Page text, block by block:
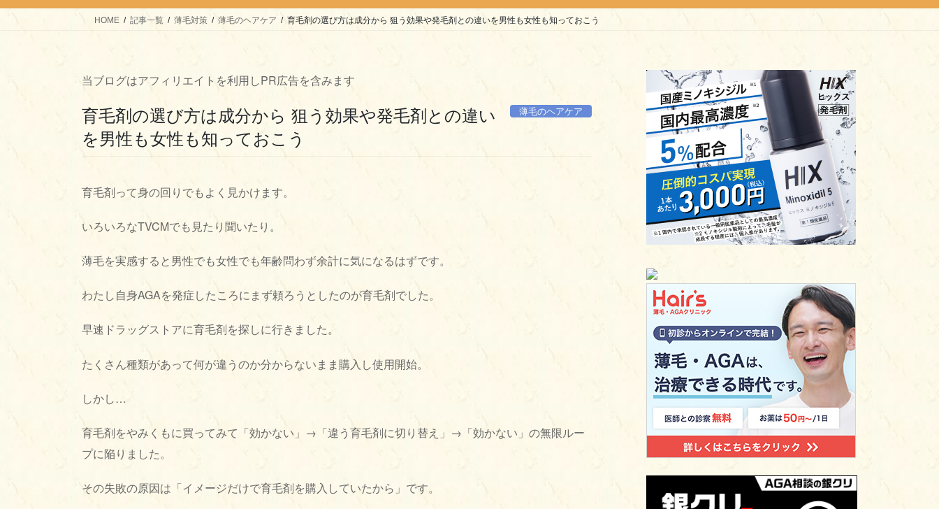
HOME 記事一覧 薄毛対策 薄毛のヘアケア 育毛剤の選び方は成分から 狙う効果や発毛剤との違いを男性も女性も知っておこう
当ブログはアフィリエイトを利用しPR広告を含みます
薄毛のヘアケア
育毛剤の選び方は成分から 狙う効果や発毛剤との違い
を男性も女性も知っておこう
育毛剤って身の回りでもよく見かけます。
いろいろなTVCMでも見たり聞いたり。
薄毛を実感すると男性でも女性でも年齢問わず余計に気になるはずです。
わたし自身AGAを発症したころにまず頼ろうとしたのが育毛剤でした。
早速ドラッグストアに育毛剤を探しに行きました。
たくさん種類があって何が違うのか分からないまま購入し使用開始。
しかし…
育毛剤をやみくもに買ってみて「効かない」→「違う育毛剤に切り替え」→「効かない」の無限ルー
プに陥りました。
その失敗の原因は「イメージだけで育毛剤を購入していたから」です。